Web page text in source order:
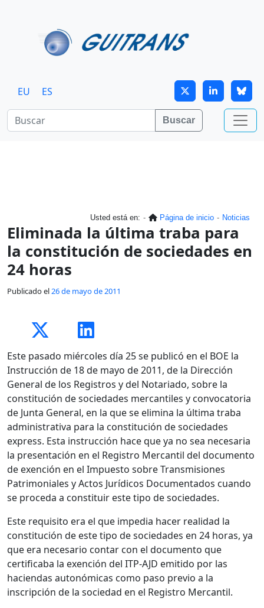
EU ES
Buscar
Usted está en: Página de inicio Noticias
Eliminada la última traba para
la constitución de sociedades en
24 horas
Publicado el26 de mayo de 2011
Este pasado miércoles día 25 se publicó en el BOE la
Instrucción de 18 de mayo de 2011, de la Dirección
General de los Registros y del Notariado, sobre la
constitución de sociedades mercantiles y convocatoria
de Junta General, en la que se elimina la última traba
administrativa para la constitución de sociedades
express. Esta instrucción hace que ya no sea necesaria
la presentación en el Registro Mercantil del documento
de exención en el Impuesto sobre Transmisiones
Patrimoniales y Actos Jurídicos Documentados cuando
se proceda a constituir este tipo de sociedades.
Este requisito era el que impedia hacer realidad la
constitución de este tipo de sociedades en 24 horas, ya
que era necesario contar con el documento que
certificaba la exención del ITP-AJD emitido por las
haciendas autonómicas como paso previo a la
inscripción de la sociedad en el Registro Mercantil.